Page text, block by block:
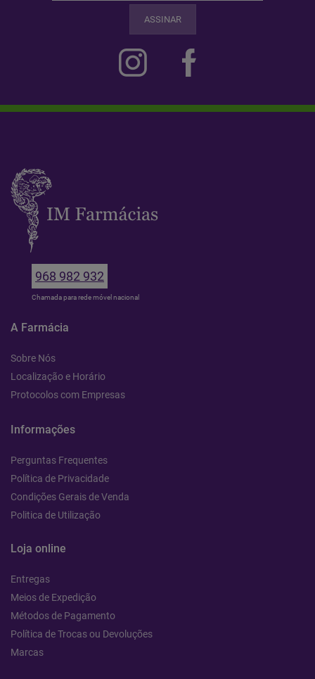
ASSINAR
968 982 932
Chamada para rede móvel nacional
A Farmácia
Sobre Nós
Localização e Horário
Protocolos com Empresas
Informações
Perguntas Frequentes
Política de Privacidade
Condições Gerais de Venda
Politica de Utilização
Loja online
Entregas
Meios de Expedição
Métodos de Pagamento
Política de Trocas ou Devoluções
Marcas